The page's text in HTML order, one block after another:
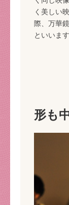
く美しい
際、万華
といいます
形も